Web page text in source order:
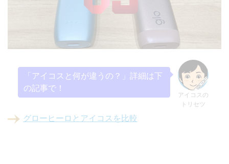
アイコスの
トリセツ
「アイコスと何が違うの？」詳細は下
の記事で！
グローヒーロとアイコスを比較